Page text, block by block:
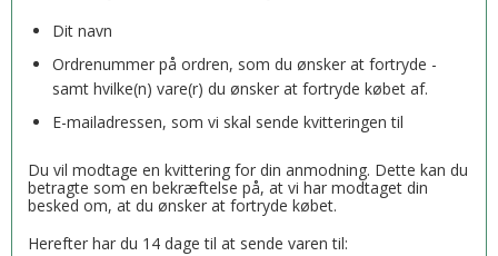
Dit navn
Ordrenummer på ordren, som du ønsker at fortryde -
samt hvilke(n) vare(r) du ønsker at fortryde købet af.
E-mailadressen, som vi skal sende kvitteringen til
Du vil modtage en kvittering for din anmodning. Dette kan du
betragte som en bekræftelse på, at vi har modtaget din
besked om, at du ønsker at fortryde købet.
Herefter har du 14 dage til at sende varen til: